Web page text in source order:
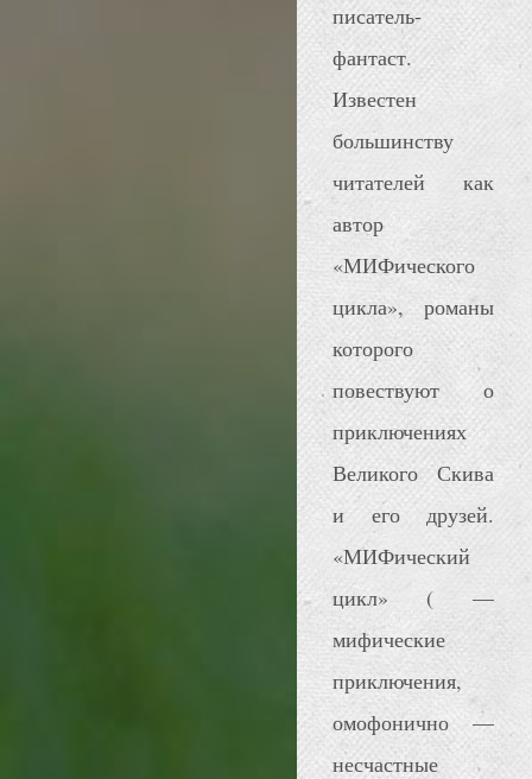
писатель-
фантаст.
Известен
большинству
читателей как
автор
«МИФического
цикла», романы
которого
повествуют о
приключениях
Великого Скива
и его друзей.
«МИФический
цикл» ( —
мифические
приключения,
омофонично —
несчастные